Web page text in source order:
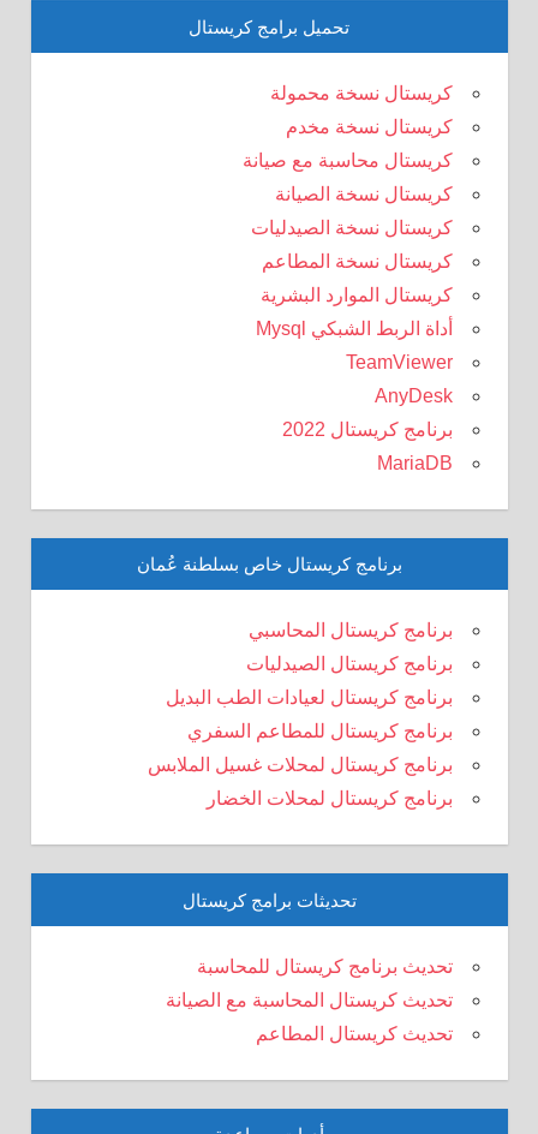
تحميل برامج كريستال
كريستال نسخة محمولة
كريستال نسخة مخدم
كريستال محاسبة مع صيانة
كريستال نسخة الصيانة
كريستال نسخة الصيدليات
كريستال نسخة المطاعم
كريستال الموارد البشرية
أداة الربط الشبكي Mysql
TeamViewer
AnyDesk
برنامج كريستال 2022
MariaDB
برنامج كريستال خاص بسلطنة عُمان
برنامج كريستال المحاسبي
برنامج كريستال الصيدليات
برنامج كريستال لعيادات الطب البديل
برنامج كريستال للمطاعم السفري
برنامج كريستال لمحلات غسيل الملابس
برنامج كريستال لمحلات الخضار
تحديثات برامج كريستال
تحديث برنامج كريستال للمحاسبة
تحديث كريستال المحاسبة مع الصيانة
تحديث كريستال المطاعم